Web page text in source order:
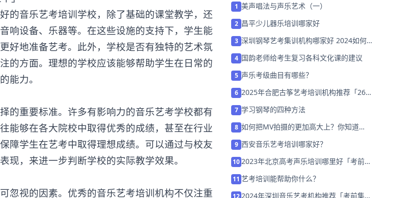
音乐艺考培训学校，除了基础的课堂教学，还
响设备、乐器等。在这些设施的支持下，学生能
好地准备艺考。此外，学校是否有独特的艺术氛
的方面。理想的学校应该能够帮助学生在日常的
能力。
重要标准。许多有影响力的音乐艺考学校都有
能够在各大院校中取得优秀的成绩，甚至在行业
障学生在艺考中取得理想成绩。可以通过与校友
现，来进一步判断学校的实际教学效果。
视的因素。优秀的音乐艺考培训机构不仅注重
1 美声唱法与声乐艺术（一）
2 昌平少儿器乐培训哪家好
3 深圳钢琴艺考集训机构哪家好 2024如何
4 国韵老师给考生复习各科文化课的建议
5 声乐考级曲目有哪些？
6 2025年合肥古筝艺考培训机构推荐「26
7 学习钢琴的四种方法
8 如何把MV拍摄的更加高大上？你知道
9 西安音乐艺考培训哪家好？
102023年北京高考声乐培训哪里好「考前集
11 艺考培训能帮助你什么？
122024年深圳音乐艺考机构推荐「考前集训